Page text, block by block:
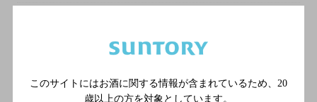
[居酒屋]
神本線 福島駅／ＪＲ東西
このサイトにはお酒に関する情報が含まれているため、 20
歳以上の方を対象としています。